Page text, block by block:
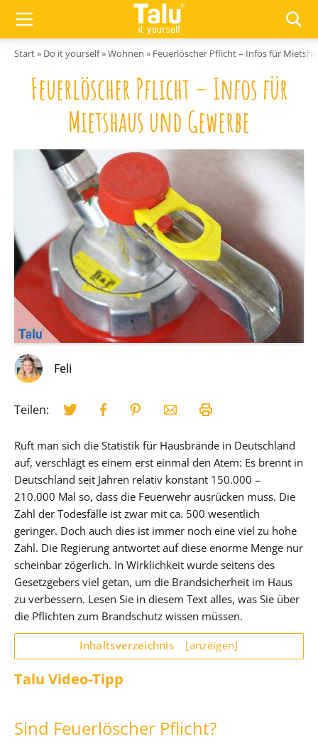
Start» Do it yourself»Wohnen » Feuerlöscher Pflicht – Infos für
Feuerlöscher Pflicht – Infos für
Mietshaus und Gewerbe
Feli
Teilen:
Ruft man sich die Statistik für Hausbrände in Deutschland
auf, verschlägt es einem erst einmal den Atem: Es brennt in
Deutschland seit Jahren relativ konstant 150.000 –
210.000 Mal so, dass die Feuerwehr ausrücken muss. Die
Zahl der Todesfälle ist zwar mit ca. 500 wesentlich
geringer. Doch auch dies ist immer noch eine viel zu hohe
Zahl. Die Regierung antwortet auf diese enorme Menge nur
scheinbar zögerlich. In Wirklichkeit wurde seitens des
Gesetzgebers viel getan, um die Brandsicherheit im Haus
zu verbessern. Lesen Sie in diesem Text alles, was Sie über
die Pflichten zum Brandschutz wissen müssen.
Inhaltsverzeichnis [anzeigen]
Talu Video-Tipp
Sind Feuerlöscher Pflicht?